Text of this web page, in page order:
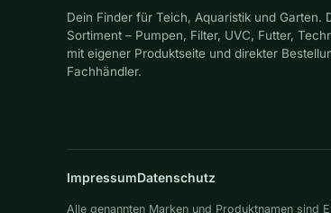
Dein Finder für Teich, Aquaristik und Garten.
Sortiment – Pumpen, Filter, UVC, Futter,
mit eigener Produktseite und direkter
Fachhändler.
ImpressumDatenschutz
Alle genannten Marken und Produktnamen sind